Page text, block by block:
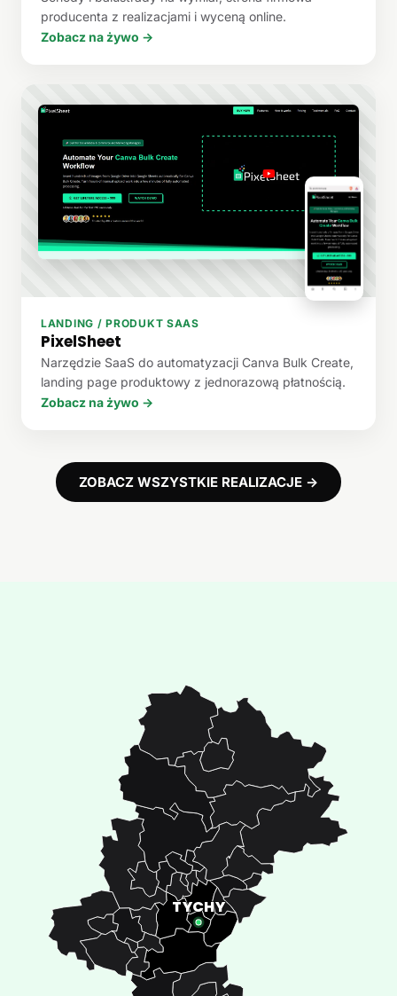
producenta z realizacjami i wyceną online.
Zobacz na żywo →
LANDING / PRODUKT SAAS
PixelSheet
Narzędzie SaaS do automatyzacji Canva Bulk Create,
landing page produktowy z jednorazową płatnością.
Zobacz na żywo →
ZOBACZ WSZYSTKIE REALIZACJE →